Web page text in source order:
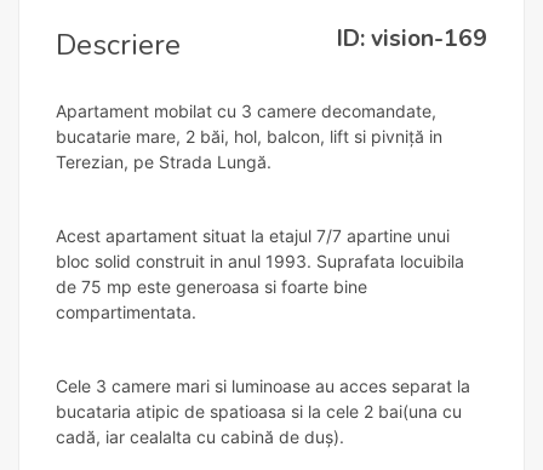
Descriere ID: vision-169
Apartament mobilat cu 3 camere decomandate,
bucatarie mare, 2 băi, hol, balcon, lift si pivniță in
Terezian, pe Strada Lungă.
Acest apartament situat la etajul 7/7 apartine unui
bloc solid construit in anul 1993. Suprafata locuibila
de 75 mp este generoasa si foarte bine
compartimentata.
Cele 3 camere mari si luminoase au acces separat la
bucataria atipic de spatioasa si la cele 2 bai(una cu
cadă, iar cealalta cu cabină de duș).